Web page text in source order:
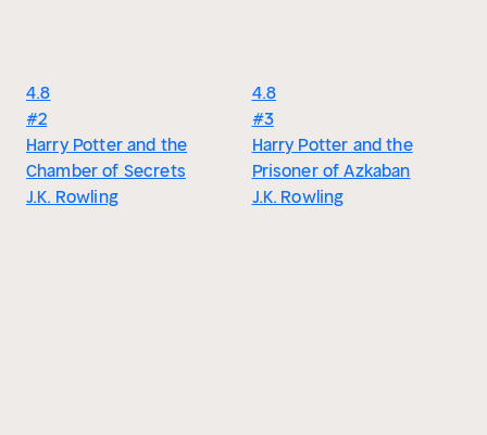
4.8
#2
Harry Potter and the
Chamber of Secrets
J.K. Rowling
4.8
#3
Harry Potter and the
Prisoner of Azkaban
J.K. Rowling